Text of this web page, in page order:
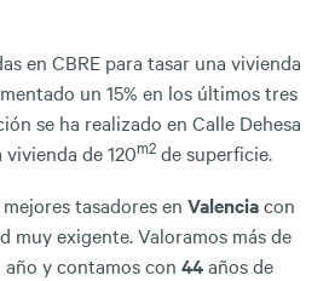
en CBRE para tasar una vivienda
un 15% en los últimos tres
se ha realizado en Calle Dehesa
de 120m2 de superficie.
tasadores en Valenciacon
muy exigente. Valoramos más de
y contamos con 44años de